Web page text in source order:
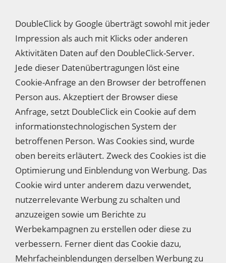
DoubleClick by Google überträgt sowohl mit jeder
Impression als auch mit Klicks oder anderen
Aktivitäten Daten auf den DoubleClick-Server.
Jede dieser Datenübertragungen löst eine
Cookie-Anfrage an den Browser der betroffenen
Person aus. Akzeptiert der Browser diese
Anfrage, setzt DoubleClick ein Cookie auf dem
informationstechnologischen System der
betroffenen Person. Was Cookies sind, wurde
oben bereits erläutert. Zweck des Cookies ist die
Optimierung und Einblendung von Werbung. Das
Cookie wird unter anderem dazu verwendet,
nutzerrelevante Werbung zu schalten und
anzuzeigen sowie um Berichte zu
Werbekampagnen zu erstellen oder diese zu
verbessern. Ferner dient das Cookie dazu,
Mehrfacheinblendungen derselben Werbung zu